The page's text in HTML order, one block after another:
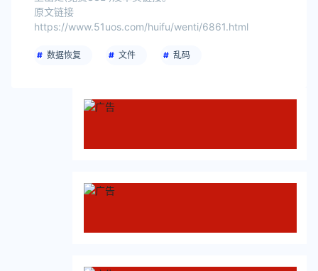
原文链接
https://www.51uos.com/huifu/wenti/6861.html
数据恢复 文件 乱码